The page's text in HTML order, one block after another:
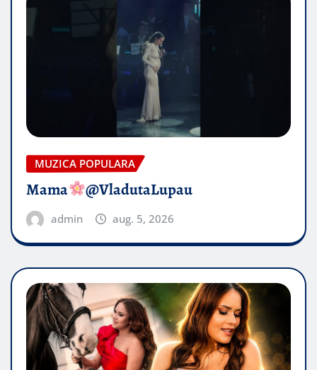
MUZICA POPULARA
Mama @VladutaLupau
admin aug. 5, 2026